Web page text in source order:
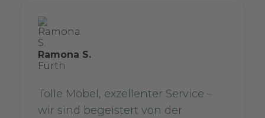
Ramona S.
Fürth
Tolle Möbel, exzellenter Service –
wir sind begeistert von der